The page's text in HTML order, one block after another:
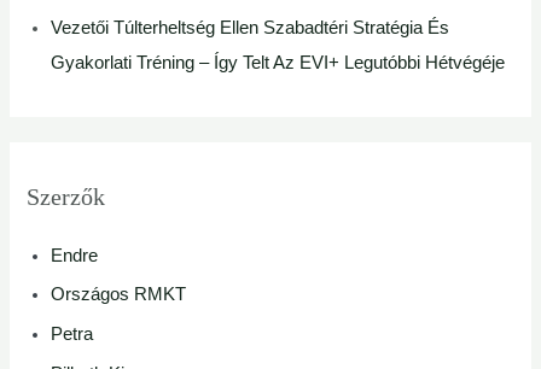
Vezetői Túlterheltség Ellen Szabadtéri Stratégia És
Gyakorlati Tréning – Így Telt Az EVI+ Legutóbbi Hétvégéje
Szerzők
Endre
Országos RMKT
Petra